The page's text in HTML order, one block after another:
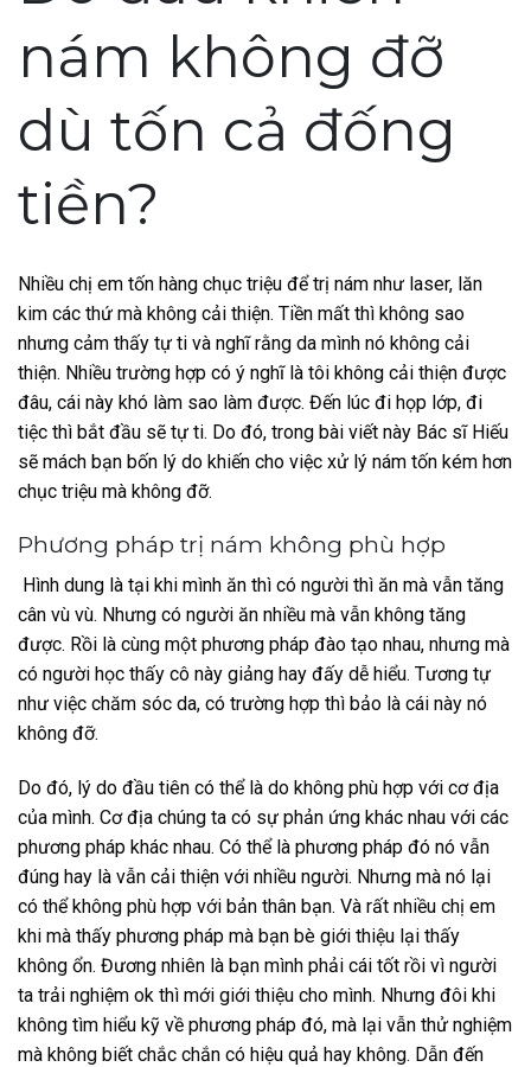
nám không đỡ
dù tốn cả đống
tiền?
Nhiều chị em tốn hàng chục triệu để trị nám như laser, lăn
kim các thứ mà không cải thiện. Tiền mất thì không sao
nhưng cảm thấy tự ti và nghĩ rằng da mình nó không cải
thiện. Nhiều trường hợp có ý nghĩ là tôi không cải thiện được
đâu, cái này khó làm sao làm được. Đến lúc đi họp lớp, đi
tiệc thì bắt đầu sẽ tự ti. Do đó, trong bài viết này Bác sĩ Hiếu
sẽ mách bạn bốn lý do khiến cho việc xử lý nám tốn kém hơn
chục triệu mà không đỡ.
Phương pháp trị nám không phù hợp
Hình dung là tại khi mình ăn thì có người thì ăn mà vẫn tăng
cân vù vù. Nhưng có người ăn nhiều mà vẫn không tăng
được. Rồi là cùng một phương pháp đào tạo nhau, nhưng mà
có người học thấy cô này giảng hay đấy dễ hiểu. Tương tự
như việc chăm sóc da, có trường hợp thì bảo là cái này nó
không đỡ.
Do đó, lý do đầu tiên có thể là do không phù hợp với cơ địa
của mình. Cơ địa chúng ta có sự phản ứng khác nhau với các
phương pháp khác nhau. Có thể là phương pháp đó nó vẫn
đúng hay là vẫn cải thiện với nhiều người. Nhưng mà nó lại
có thể không phù hợp với bản thân bạn. Và rất nhiều chị em
khi mà thấy phương pháp mà bạn bè giới thiệu lại thấy
không ổn. Đương nhiên là bạn mình phải cái tốt rồi vì người
ta trải nghiệm ok thì mới giới thiệu cho mình. Nhưng đôi khi
không tìm hiểu kỹ về phương pháp đó, mà lại vẫn thử nghiệm
mà không biết chắc chắn có hiệu quả hay không. Dẫn đến